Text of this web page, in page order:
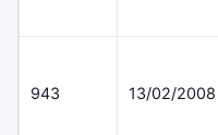
943 13/02/2008